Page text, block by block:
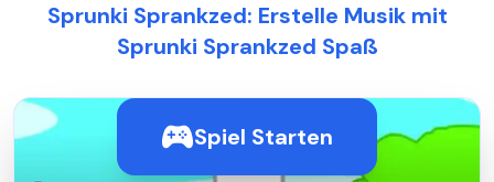
Sprunki Sprankzed: Erstelle Musik mit
Sprunki Sprankzed Spaß
Spiel Starten